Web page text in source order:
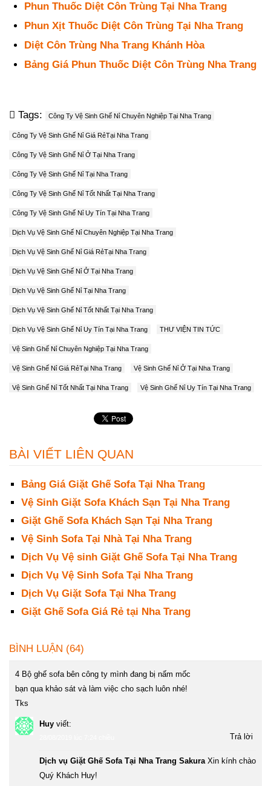
Phun Thuốc Diệt Côn Trùng Tại Nha Trang
Phun Xịt Thuốc Diệt Côn Trùng Tại Nha Trang
Diệt Côn Trùng Nha Trang Khánh Hòa
Bảng Giá Phun Thuốc Diệt Côn Trùng Nha Trang
Tags: Công Ty Vệ Sinh Ghế Nỉ Chuyên Nghiệp Tại Nha Trang
Công Ty Vệ Sinh Ghế Nỉ Giá RẻTại Nha Trang
Công Ty Vệ Sinh Ghế Nỉ Ở Tại Nha Trang
Công Ty Vệ Sinh Ghế Nỉ Tại Nha Trang
Công Ty Vệ Sinh Ghế Nỉ Tốt Nhất Tại Nha Trang
Công Ty Vệ Sinh Ghế Nỉ Uy Tín Tại Nha Trang
Dịch Vụ Vệ Sinh Ghế Nỉ Chuyên Nghiệp Tại Nha Trang
Dịch Vụ Vệ Sinh Ghế Nỉ Giá RẻTại Nha Trang
Dịch Vụ Vệ Sinh Ghế Nỉ Ở Tại Nha Trang
Dịch Vụ Vệ Sinh Ghế Nỉ Tại Nha Trang
Dịch Vụ Vệ Sinh Ghế Nỉ Tốt Nhất Tại Nha Trang
Dịch Vụ Vệ Sinh Ghế Nỉ Uy Tín Tại Nha Trang THƯ VIỆN TIN TỨC
Vệ Sinh Ghế Nỉ Chuyên Nghiệp Tại Nha Trang
Vệ Sinh Ghế Nỉ Giá RẻTại Nha Trang Vệ Sinh Ghế Nỉ Ở Tại Nha Trang
Vệ Sinh Ghế Nỉ Tốt Nhất Tại Nha Trang Vệ Sinh Ghế Nỉ Uy Tín Tại Nha Trang
BÀI VIẾT LIÊN QUAN
Bảng Giá Giặt Ghế Sofa Tại Nha Trang
Vệ Sinh Giặt Sofa Khách Sạn Tại Nha Trang
Giặt Ghế Sofa Khách Sạn Tại Nha Trang
Vệ Sinh Sofa Tại Nhà Tại Nha Trang
Dịch Vụ Vệ sinh Giặt Ghế Sofa Tại Nha Trang
Dịch Vụ Vệ Sinh Sofa Tại Nha Trang
Dịch Vụ Giặt Sofa Tại Nha Trang
Giặt Ghế Sofa Giá Rẻ tại Nha Trang
BÌNH LUẬN (64)
Huy viết:
4 Bộ ghế sofa bên công ty mình đang bị nấm mốc
bạn qua khảo sát và làm việc cho sạch luôn nhé!
Tks
Trả lời
Dịch vụ Giặt Ghế Sofa Tại Nha Trang Sakura Xin kính chào
Quý Khách Huy!